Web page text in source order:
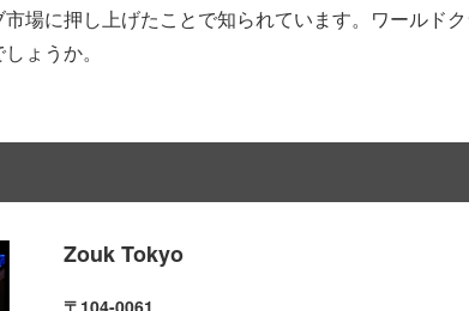
場に押し上げたことで知られています。ワールド
ょうか。
Zouk Tokyo
〒104-0061